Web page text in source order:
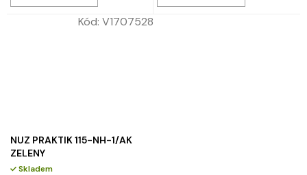
NUZ PRAKTIK 115-NH-1/AK
ZELENY
Skladem
Kód: V1707528